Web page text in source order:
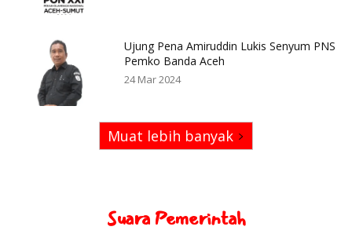
Ujung Pena Amiruddin Lukis Senyum PNS
Pemko Banda Aceh
24 Mar 2024
Muat lebih banyak
Suara Pemerintah